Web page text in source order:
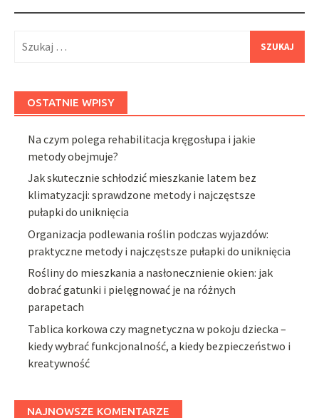
OSTATNIE WPISY
Na czym polega rehabilitacja kręgosłupa i jakie
metody obejmuje?
Jak skutecznie schłodzić mieszkanie latem bez
klimatyzacji: sprawdzone metody i najczęstsze
pułapki do uniknięcia
Organizacja podlewania roślin podczas wyjazdów:
praktyczne metody i najczęstsze pułapki do uniknięcia
Rośliny do mieszkania a nasłonecznienie okien: jak
dobrać gatunki i pielęgnować je na różnych
parapetach
Tablica korkowa czy magnetyczna w pokoju dziecka –
kiedy wybrać funkcjonalność, a kiedy bezpieczeństwo i
kreatywność
NAJNOWSZE KOMENTARZE